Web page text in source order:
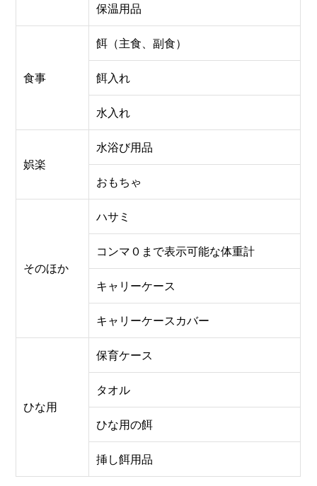
保温用品
食事
餌（主食、副食）
餌入れ
水入れ
娯楽
水浴び用品
おもちゃ
そのほか
ハサミ
コンマ０まで表示可能な体重計
キャリーケース
キャリーケースカバー
ひな用
保育ケース
タオル
ひな用の餌
挿し餌用品